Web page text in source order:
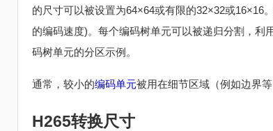
的尺寸可以被设置为64×64或有限的32×32或16×16
的编码速度)。每个编码树单元可以被递归分割，利
码树单元的分区示例。
通常，较小的编码单元被用在细节区域（例如边界
H265转换尺寸